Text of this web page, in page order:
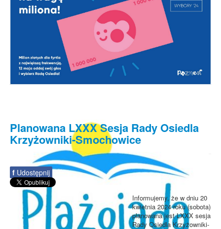
Planowana LXXX Sesja Rady Osiedla
Krzyżowniki-Smochowice
f Udostępnij
Informujemy, że w dniu 20
kwietnia 2024 roku (sobota)
planowana jest LXXX sesja
Rady Osiedla Krzyżowniki-